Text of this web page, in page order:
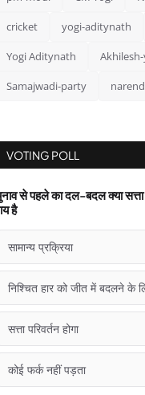
cricket yogi-aditynath
Yogi Aditynath
Samajwadi-party
VOTING POLL
से पहले का दल-बदल क्या
है
सामान्य प्रक्रिया
निश्चित हार को जीत में बदलने के
सत्ता परिवर्तन होगा
कोई फर्क नहीं पड़ता